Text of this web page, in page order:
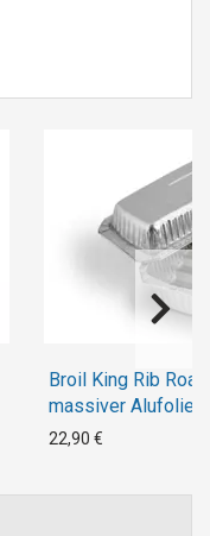
Broil King Rib
massiver Alufolie
22,90 €